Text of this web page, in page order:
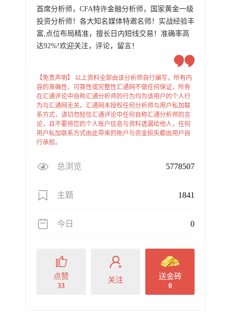
首席分析师，CFA特许金融分析师，国家黄金一级
投资分析师！各大知名媒体特邀名师！实战经验丰
富,点位布局精准，擅长日内短线交易！准确率高
达92%!欢迎关注，评论，留言！
【免责声明】 以上资料全部由该分析师自行编写，所有内
容的准确性、可靠性或完整性汇通网不做任何保证，所有
在汇通评论中自称汇通分析师的行为均为该用户的个人行
为与汇通网无关。汇通网未授权任何分析师与用户私加联
系方式，请切勿轻信汇通评论中任何自称汇通分析师的言
论，且不要将您的个人账户信息与资料透漏给他人，任何
用户私加联系方式由此带来的账户与资金损失都由用户自
行承担。
总浏览 5778507
主题 1841
今日 0
点赞
33
关注 送金砖
0